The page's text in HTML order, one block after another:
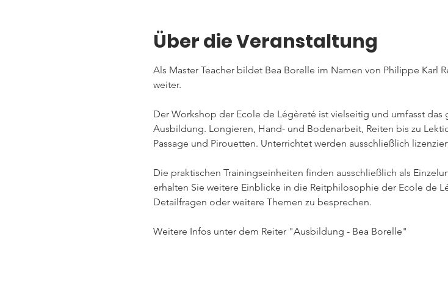
Über die Veranstaltung
Als Master Teacher bildet Bea Borelle im Namen von Philippe Karl
weiter.
Der Workshop der Ecole de Légèreté ist vielseitig und umfasst
Ausbildung. Longieren, Hand- und Bodenarbeit, Reiten bis zu
Passage und Pirouetten. Unterrichtet werden ausschließlich
Die praktischen Trainingseinheiten finden ausschließlich als
erhalten Sie weitere Einblicke in die Reitphilosophie der Ecole de
Detailfragen oder weitere Themen zu besprechen.
Weitere Infos unter dem Reiter "Ausbildung - Bea Borelle"